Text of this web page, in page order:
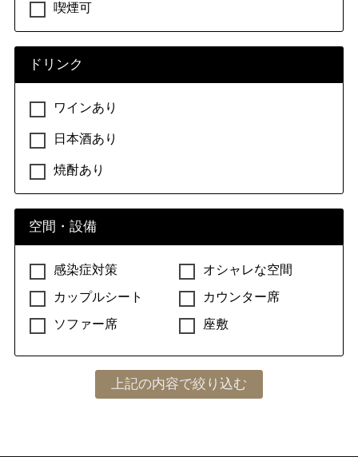
喫煙可
ドリンク
ワインあり
日本酒あり
焼酎あり
空間・設備
感染症対策
オシャレな空間
カップルシート
カウンター席
ソファー席
座敷